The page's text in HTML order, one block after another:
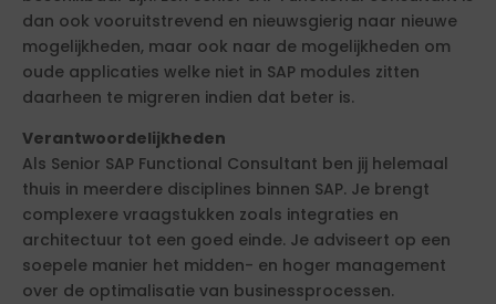
dan ook vooruitstrevend en nieuwsgierig naar nieuwe
mogelijkheden, maar ook naar de mogelijkheden om
oude applicaties welke niet in SAP modules zitten
daarheen te migreren indien dat beter is.
Verantwoordelijkheden
Als Senior SAP Functional Consultant ben jij helemaal
thuis in meerdere disciplines binnen SAP. Je brengt
complexere vraagstukken zoals integraties en
architectuur tot een goed einde. Je adviseert op een
soepele manier het midden- en hoger management
over de optimalisatie van businessprocessen.